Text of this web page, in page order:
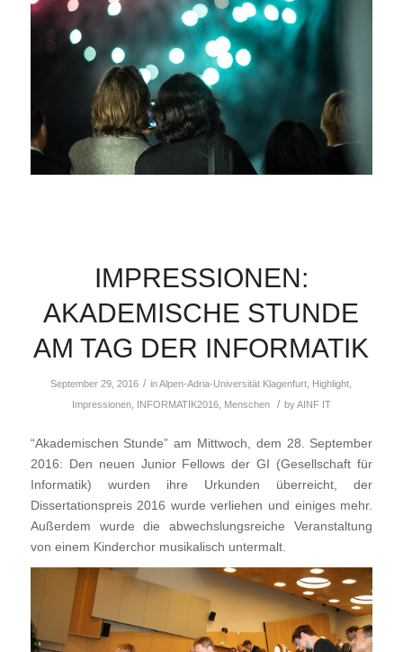
IMPRESSIONEN:
AKADEMISCHE STUNDE
AM TAG DER INFORMATIK
September 29, 2016 / inAlpen-Adria-Universität Klagenfurt Highlight
Impressionen, INFORMATIK2016, Menschen / byAINF IT
“Akademischen Stunde” am Mittwoch, dem 28. September
2016: Den neuen Junior Fellows der GI (Gesellschaft für
Informatik) wurden ihre Urkunden überreicht, der
Dissertationspreis 2016 wurde verliehen und einiges mehr.
Außerdem wurde die abwechslungsreiche Veranstaltung
von einem Kinderchor musikalisch untermalt.